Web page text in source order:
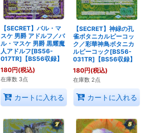
【SECRET】バル・マ
スケ 男爵 アドルフ／バ
ル・マスケ 男爵 黒耀魔
人アドルフ[BS56-
017TR]【BS56収録】
180円(税込)
在庫数 3点
カートに入れる
【SECRET】神緑の孔
雀ボタニカルピーコッ
ク／彩華神鳥ボタニカ
ルピーコック[BS56-
031TR]【BS56収録】
180円(税込)
在庫数 2点
カートに入れる